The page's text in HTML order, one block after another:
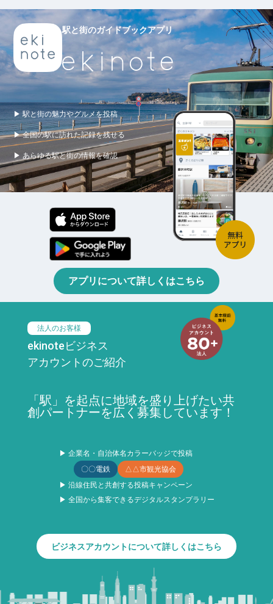
駅と街のガイドブックアプリ
▶ 駅と街の魅力やグルメを投稿
▶ 全国の駅に訪れた記録を残せる
▶ あらゆる駅と街の情報を確認
アプリについて詳しくはこちら
法人のお客様
ekinoteビジネス
アカウントのご紹介
「駅」を起点に地域を盛り上げたい共
創パートナーを広く募集しています！
▶ 企業名・自治体名カラーバッジで投稿
〇〇電鉄
△△市観光協会
▶ 沿線住民と共創する投稿キャンペーン
▶ 全国から集客できるデジタルスタンプラリー
ビジネスアカウントについて詳しくはこちら